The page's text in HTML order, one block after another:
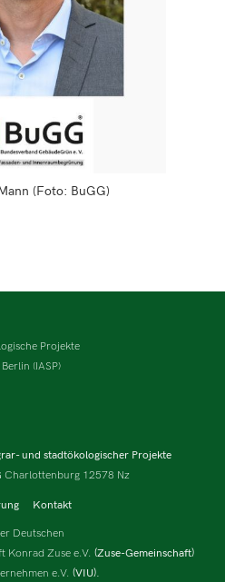
(Foto: BuGG)
Projekte
(IASP)
und stadtökologischer Projekte
Charlottenburg 12578 Nz
Kontakt
Deutschen
Konrad Zuse e.V. (Zuse-Gemeinschaft)
e.V. (VIU).